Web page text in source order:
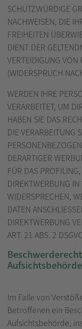
SCHUTZWÜRDIGE
NACHWEISEN, DIE
FREIHEITEN
DIENT DER
VERTEIDIGUNG VON
(WIDERSPRUCH
WERDEN IHRE
VERARBEITET, UM
HABEN SIE DAS
DIE VERARBEITUNG
DERARTIGER
FÜR DAS
DIREKTWERBUNG
WIDERSPRECHEN,
DATEN
DIREKTWERBUNG
ART. 21 ABS. 2
Aufsichts­behörde
Im Falle von
Betroffenen ein
Aufsichtsbehörde,